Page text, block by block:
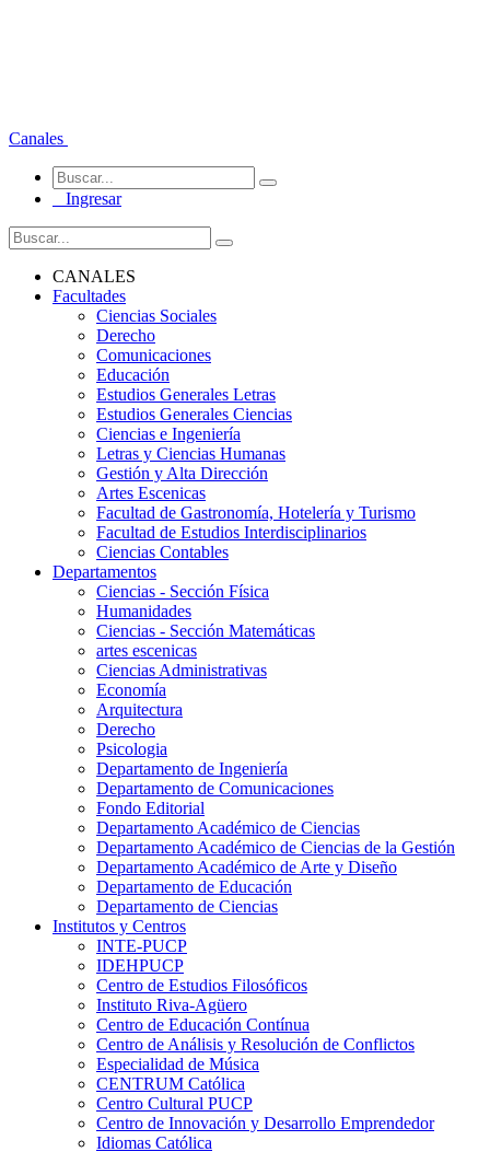
Canales
Ingresar
CANALES
Facultades
Ciencias Sociales
Derecho
Comunicaciones
Educación
Estudios Generales Letras
Estudios Generales Ciencias
Ciencias e Ingeniería
Letras y Ciencias Humanas
Gestión y Alta Dirección
Artes Escenicas
Facultad de Gastronomía, Hotelería y Turismo
Facultad de Estudios Interdisciplinarios
Ciencias Contables
Departamentos
Ciencias - Sección Física
Humanidades
Ciencias - Sección Matemáticas
artes escenicas
Ciencias Administrativas
Economía
Arquitectura
Derecho
Psicologia
Departamento de Ingeniería
Departamento de Comunicaciones
Fondo Editorial
Departamento Académico de Ciencias
Departamento Académico de Ciencias de la Gestión
Departamento Académico de Arte y Diseño
Departamento de Educación
Departamento de Ciencias
Institutos y Centros
INTE-PUCP
IDEHPUCP
Centro de Estudios Filosóficos
Instituto Riva-Agüero
Centro de Educación Contínua
Centro de Análisis y Resolución de Conflictos
Especialidad de Música
CENTRUM Católica
Centro Cultural PUCP
Centro de Innovación y Desarrollo Emprendedor
Idiomas Católica